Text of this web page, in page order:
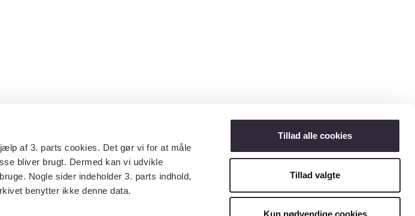
af 3. parts cookies. Det gør vi for at måle
bliver brugt. Dermed kan vi udvikle
Nogle sider indeholder 3. parts indhold,
benytter ikke denne data.
Tillad alle cookies
Tillad valgte
Kun nødvendige cookies